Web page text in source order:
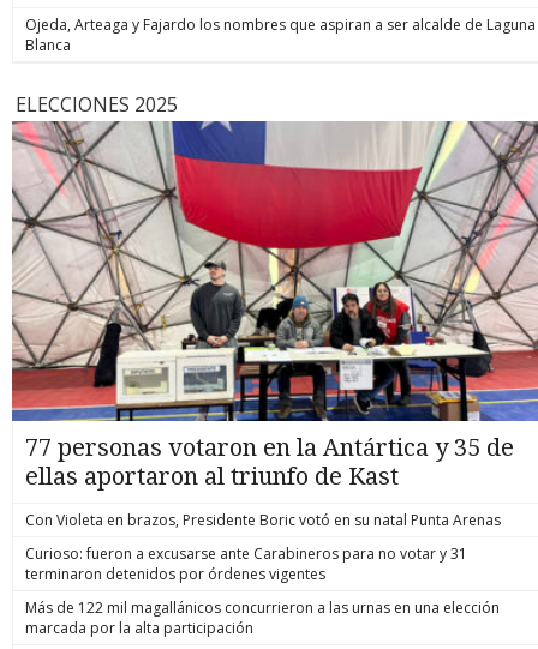
Ojeda, Arteaga y Fajardo los nombres que aspiran a ser alcalde de Laguna
Blanca
ELECCIONES 2025
77 personas votaron en la Antártica y 35 de
ellas aportaron al triunfo de Kast
Con Violeta en brazos, Presidente Boric votó en su natal Punta Arenas
Curioso: fueron a excusarse ante Carabineros para no votar y 31
terminaron detenidos por órdenes vigentes
Más de 122 mil magallánicos concurrieron a las urnas en una elección
marcada por la alta participación